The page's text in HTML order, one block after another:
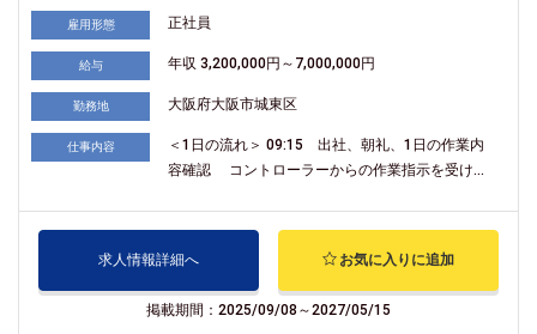
雇用形態 正社員
給与 年収 3,200,000円～7,000,000円
勤務地 大阪府大阪市城東区
仕事内容
＜1日の流れ＞ 09:15 出社、朝礼、1日の作業内
容確認 コントローラーからの作業指示を受け...
求人情報詳細へ お気に入りに追加
掲載期間：2025/09/08～2027/05/15